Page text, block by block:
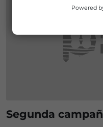
Segunda
Powered